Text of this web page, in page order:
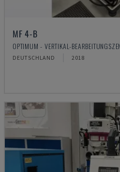
MF 4-B
OPTIMUM - VERTIKAL-
DEUTSCHLAND 2018